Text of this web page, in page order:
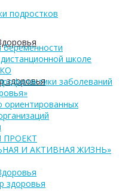
здоровья
подростков
беременности
школе
заболеваний
ориентированных
И АКТИВНАЯ ЖИЗНЬ»
здоровья